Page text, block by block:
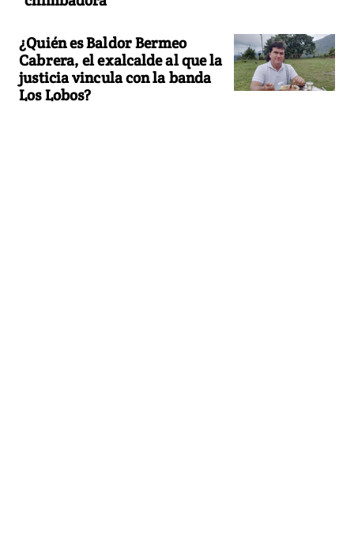
¿Quién es Baldor Bermeo
Cabrera, el exalcalde al que la
justicia vincula con la banda
Los Lobos?